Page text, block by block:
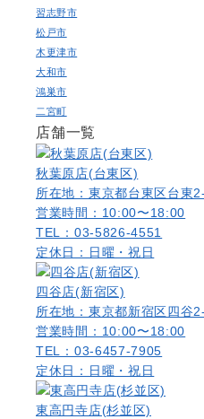
習志野市
松戸市
木更津市
大和市
鴻巣市
二宮町
店舗一覧
秋葉原店(台東区)
所在地：東京都台東区台東
営業時間：10:00〜18:00
TEL：03-5826-4551
定休日：日曜・祝日
四谷店(新宿区)
所在地：東京都新宿区四谷
営業時間：10:00〜18:00
TEL：03-6457-7905
定休日：日曜・祝日
東高円寺店(杉並区)